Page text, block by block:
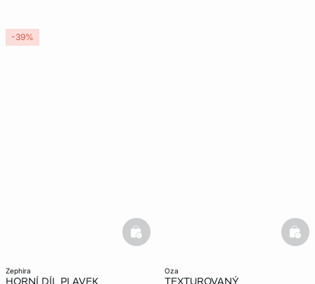
zephira
HORNÍ DÍL PLAVEK
basketfull
-39%
oza
TEXTUROVANÝ